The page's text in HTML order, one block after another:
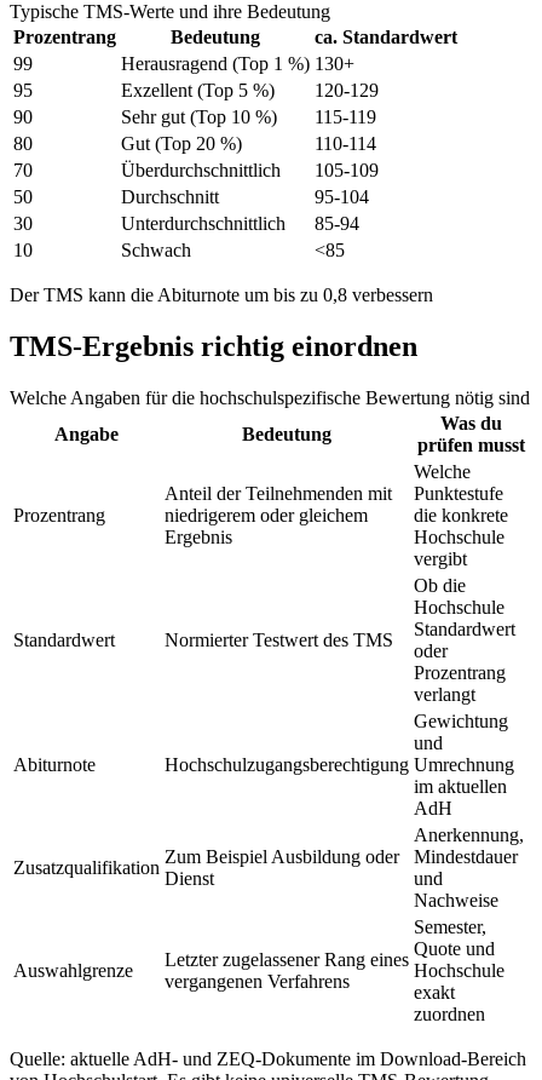
Typische TMS-Werte und ihre Bedeutung
Prozentrang
Bedeutung
ca. Standardwert
99
Herausragend (Top 1 %) 130+
95
Exzellent (Top 5 %)
120-129
90
Sehr gut (Top 10 %)
115-119
80
Gut (Top 20 %)
110-114
70
Überdurchschnittlich
105-109
50
Durchschnitt
95-104
30
Unterdurchschnittlich
85-94
10
Schwach <85
Der TMS kann die Abiturnote um bis zu 0,8 verbessern
TMS-Ergebnis richtig einordnen
Welche Angaben für die hochschulspezifische Bewertung nötig sind
Angabe
Bedeutung
Was du
prüfen musst
Prozentrang
Anteil der Teilnehmenden mit
niedrigerem oder gleichem
Ergebnis
Welche
Punktestufe
die konkrete
Hochschule
vergibt
Standardwert Normierter Testwert des TMS
Ob die
Hochschule
Standardwert
oder
Prozentrang
verlangt
Abiturnote Hochschulzugangsberechtigung
Gewichtung
und
Umrechnung
im aktuellen
AdH
Zusatzqualifikation
Zum Beispiel Ausbildung oder
Dienst
Anerkennung,
Mindestdauer
und
Nachweise
Auswahlgrenze
Letzter zugelassener Rang eines
vergangenen Verfahrens
Semester,
Quote und
Hochschule
exakt
zuordnen
Quelle: aktuelle AdH- und ZEQ-Dokumente im Download-Bereich